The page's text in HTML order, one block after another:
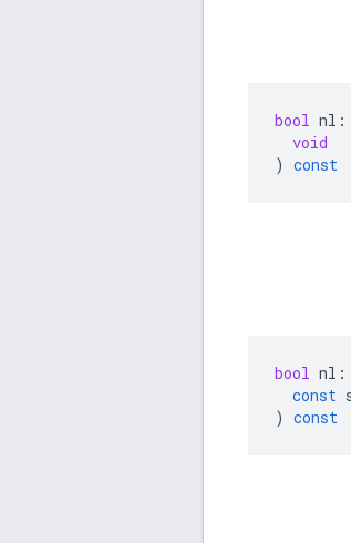
bool nl
void
) const
bool nl
const
) const